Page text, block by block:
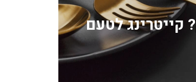
קייטרינג לטעם